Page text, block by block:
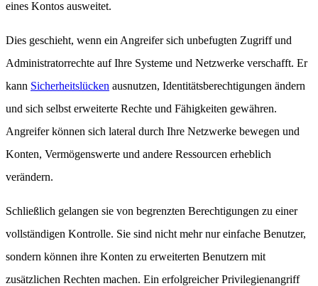
eines Kontos ausweitet.
Dies geschieht, wenn ein Angreifer sich unbefugten Zugriff und
Administratorrechte auf Ihre Systeme und Netzwerke verschafft. Er
kann Sicherheitslücken ausnutzen, Identitätsberechtigungen ändern
und sich selbst erweiterte Rechte und Fähigkeiten gewähren.
Angreifer können sich lateral durch Ihre Netzwerke bewegen und
Konten, Vermögenswerte und andere Ressourcen erheblich
verändern.
Schließlich gelangen sie von begrenzten Berechtigungen zu einer
vollständigen Kontrolle. Sie sind nicht mehr nur einfache Benutzer,
sondern können ihre Konten zu erweiterten Benutzern mit
zusätzlichen Rechten machen. Ein erfolgreicher Privilegienangriff